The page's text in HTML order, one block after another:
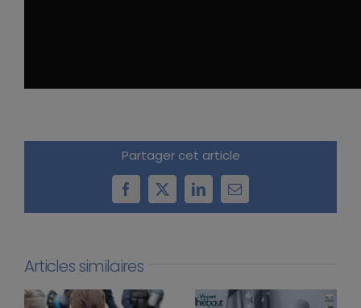
Partager cet article
Facebook
X LinkedInEmail
Articles similaires